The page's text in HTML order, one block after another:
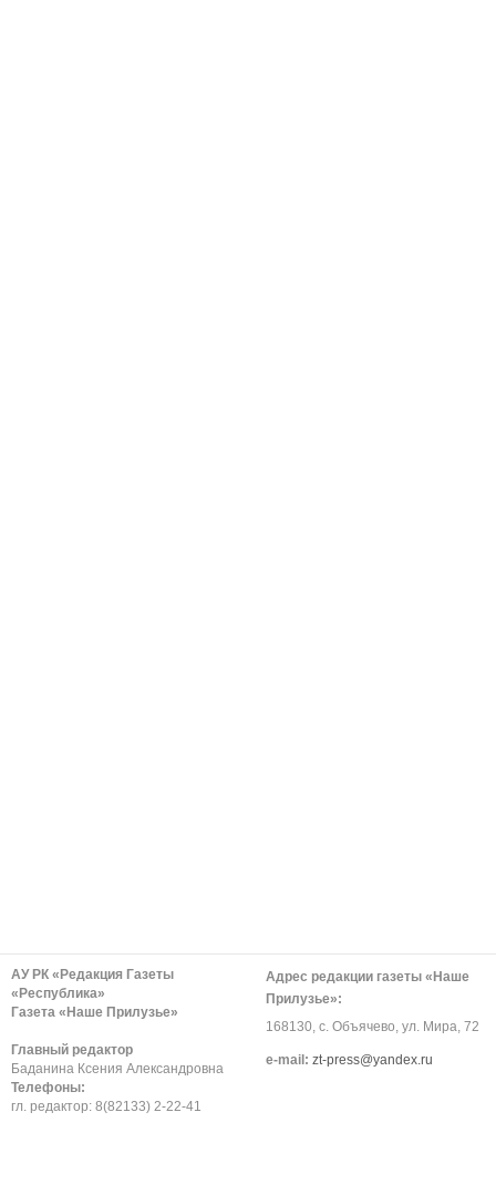
АУ РК «Редакция Газеты
«Республика»
Газета «Наше Прилузье»
Главный редактор
Баданина Ксения Александровна
Телефоны:
гл. редактор: 8(82133) 2-22-41
Адрес редакции газеты «Наше
Прилузье»:
168130, с. Объячево, ул. Мира, 72
е-mail: zt-press@yandex.ru